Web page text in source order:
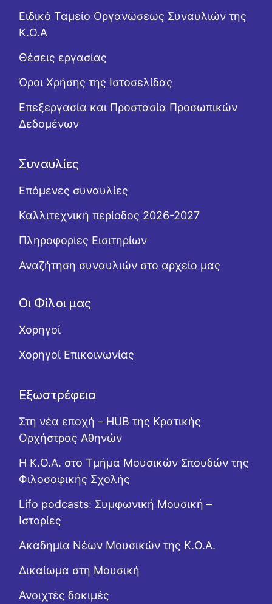
Ειδικό Ταμείο Οργανώσεως Συναυλιών της
Κ.Ο.Α
Θέσεις εργασίας
Όροι Χρήσης της Ιστοσελίδας
Επεξεργασία και Προστασία Προσωπικών
Δεδομένων
Συναυλίες
Επόμενες συναυλίες
Καλλιτεχνική περίοδος 2026-2027
Πληροφορίες Εισιτηρίων
Αναζήτηση συναυλιών στο αρχείο μας
Οι Φίλοι μας
Χορηγοί
Χορηγοί Επικοινωνίας
Εξωστρέφεια
Στη νέα εποχή – HUB της Κρατικής
Ορχήστρας Αθηνών
Η Κ.Ο.Α. στο Τμήμα Μουσικών Σπουδών της
Φιλοσοφικής Σχολής
Lifo podcasts: Συμφωνική Μουσική –
Ιστορίες
Ακαδημία Νέων Μουσικών της Κ.Ο.Α.
Δικαίωμα στη Μουσική
Ανοιχτές δοκιμές